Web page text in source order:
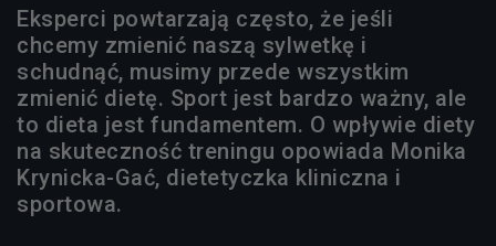
Eksperci powtarzają często, że jeśli
chcemy zmienić naszą sylwetkę i
schudnąć, musimy przede wszystkim
zmienić dietę. Sport jest bardzo ważny, ale
to dieta jest fundamentem. O wpływie diety
na skuteczność treningu opowiada Monika
Krynicka-Gać, dietetyczka kliniczna i
sportowa.